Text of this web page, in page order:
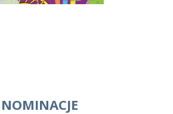
NOMINACJE